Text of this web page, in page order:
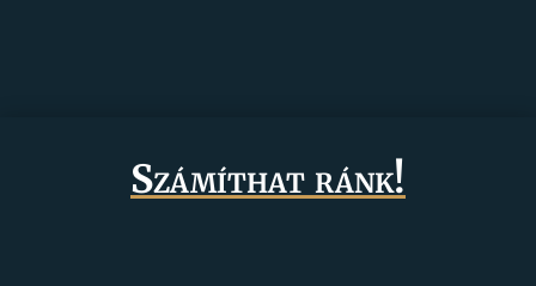
Számíthat ránk!